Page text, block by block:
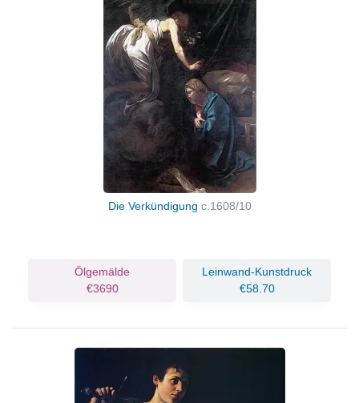
Die Verkündigung c.1608/10
Ölgemälde
€3690
Leinwand-Kunstdruck
€58.70